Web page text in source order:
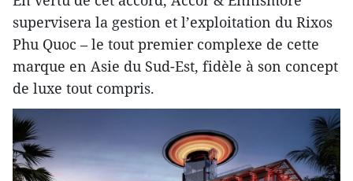
supervisera la gestion et l’exploitation du Rixos
Phu Quoc – le tout premier complexe de cette
marque en Asie du Sud-Est, fidèle à son concept
de luxe tout compris.